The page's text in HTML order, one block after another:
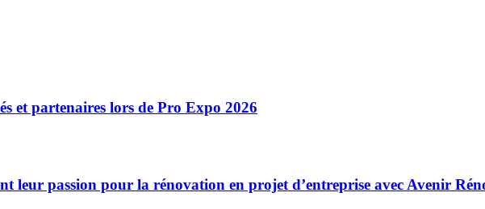
et partenaires lors de Pro Expo 2026
leur passion pour la rénovation en projet d’entreprise avec Avenir